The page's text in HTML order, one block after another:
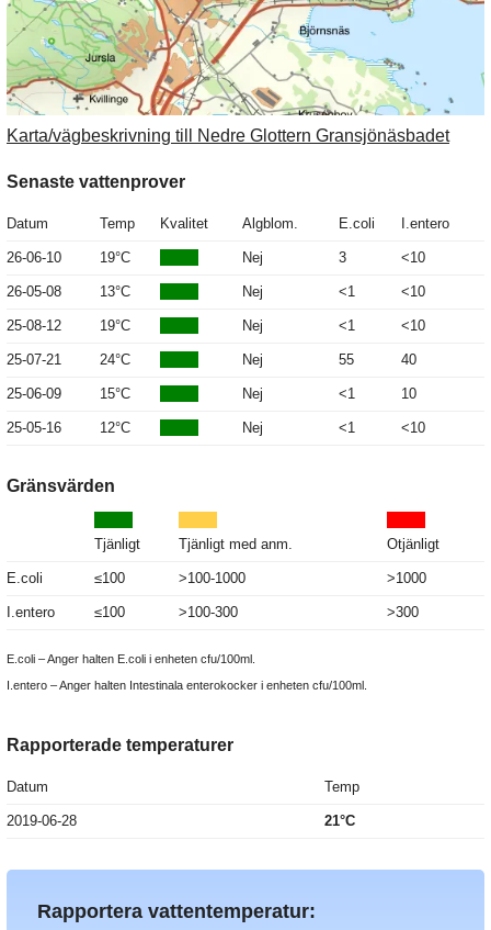
Karta/vägbeskrivning till Nedre Glottern Gransjönäsbadet
Senaste vattenprover
Datum Temp Kvalitet Algblom. E.coli I.entero
26-06-10 19°C Nej 3 <10
26-05-08 13°C Nej <1 <10
25-08-12 19°C Nej <1 <10
25-07-21 24°C Nej 55 40
25-06-09 15°C Nej <1 10
25-05-16 12°C Nej <1 <10
Gränsvärden
Tjänligt Tjänligt med anm. Otjänligt
E.coli ≤100 >100-1000 >1000
I.entero ≤100 >100-300 >300
E.coli – Anger halten E.coli i enheten cfu/100ml.
I.entero – Anger halten Intestinala enterokocker i enheten cfu/100ml.
Rapporterade temperaturer
Datum Temp
2019-06-28 21°C
Rapportera vattentemperatur: